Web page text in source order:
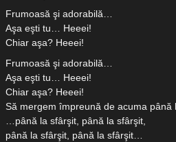
Frumoasă şi adorabilă…
Aşa eşti tu… Heeei!
Chiar aşa? Heeei!
Frumoasă şi adorabilă…
Aşa eşti tu… Heeei!
Chiar aşa? Heeei!
Să mergem împreună de acuma
…până la sfârşit, până la sfârşit,
până la sfârşit, până la sfârşit…